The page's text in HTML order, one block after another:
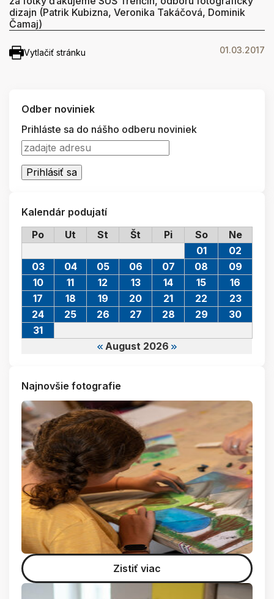
dizajn (Patrik Kubizna, Veronika Takáčová, Dominik
Čamaj)
Vytlačiť stránku 01.03.2017
Odber noviniek
Prihláste sa do nášho odberu noviniek
Kalendár podujatí
Po
Ut St Št Pi So Ne
August 2026
01
02
03
04 05 06 07 08
09
10
11 12 13 14 15
16
17
18 19 20 21 22
23
24
25 26 27 28 29
30
31
Najnovšie fotografie
Zistiť viac